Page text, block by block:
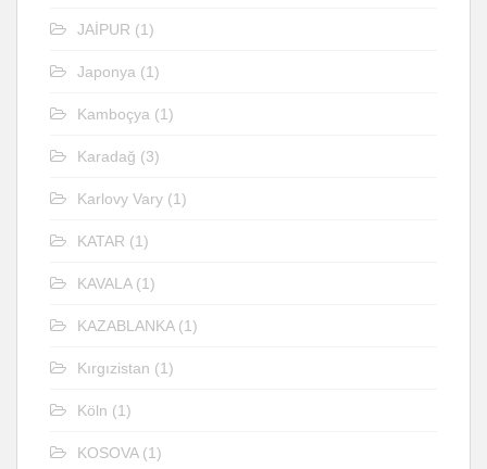
JAİPUR (1)
Japonya (1)
Kamboçya (1)
Karadağ (3)
Karlovy Vary (1)
KATAR (1)
KAVALA(1)
KAZABLANKA(1)
Kırgızistan (1)
Köln (1)
KOSOVA(1)